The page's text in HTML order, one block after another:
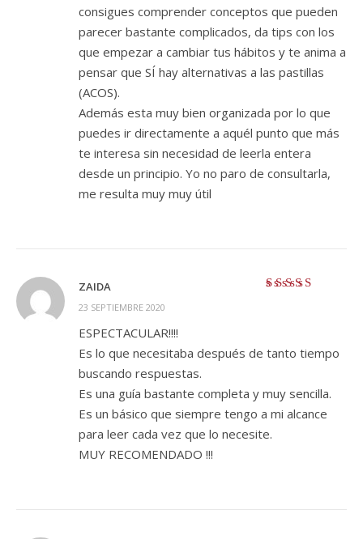
consigues comprender conceptos que pueden
parecer bastante complicados, da tips con los
que empezar a cambiar tus hábitos y te anima a
pensar que SÍ hay alternativas a las pastillas
(ACOS).
Además esta muy bien organizada por lo que
puedes ir directamente a aquél punto que más
te interesa sin necesidad de leerla entera
desde un principio. Yo no paro de consultarla,
me resulta muy muy útil
ZAIDA
23 SEPTIEMBRE 2020
ESPECTACULAR!!!!
Es lo que necesitaba después de tanto tiempo
buscando respuestas.
Es una guía bastante completa y muy sencilla.
Es un básico que siempre tengo a mi alcance
para leer cada vez que lo necesite.
MUY RECOMENDADO !!!